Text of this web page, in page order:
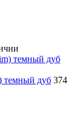
темный дуб 374